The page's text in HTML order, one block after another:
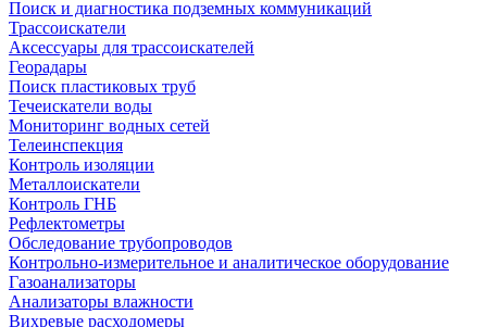
Поиск и диагностика подземных коммуникаций
Трассоискатели
Аксессуары для трассоискателей
Георадары
Поиск пластиковых труб
Течеискатели воды
Мониторинг водных сетей
Телеинспекция
Контроль изоляции
Металлоискатели
Контроль ГНБ
Рефлектометры
Обследование трубопроводов
Контрольно-измерительное и аналитическое оборудование
Газоанализаторы
Анализаторы влажности
Вихревые расходомеры